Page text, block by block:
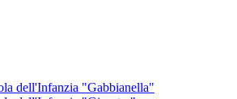
dell'Infanzia "Gabbianella"